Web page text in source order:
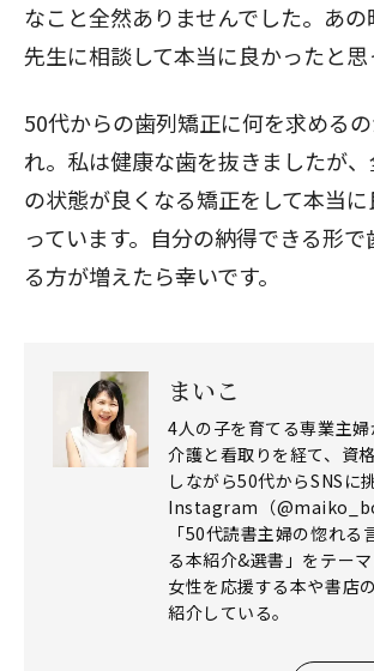
なこと全然ありませんでした。あの
先生に相談して本当に良かったと思
50代からの歯列矯正に何を求める
れ。私は健康な歯を抜きましたが
の状態が良くなる矯正をして本当
っています。自分の納得できる形
る方が増えたら幸いです。
まいこ
4人の子を育てる専業主
介護と看取りを経て、資
しながら50代からSNSに挑
Instagram（
「50代読書主婦の惚れる
る本紹介&選書」をテー
女性を応援する本や書店
紹介している。